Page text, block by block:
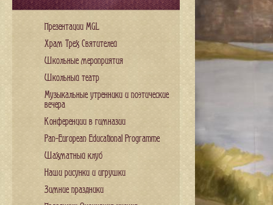
Презентации MGL
Храм Трех Святителей
Школьные мероприятия
Школьный театр
Музыкальные утренники и поэтические
вечера
Конференции в гимназии
Pan-European Educational Programme
Шахматный клуб
Наши рисунки и игрушки
Зимние праздники